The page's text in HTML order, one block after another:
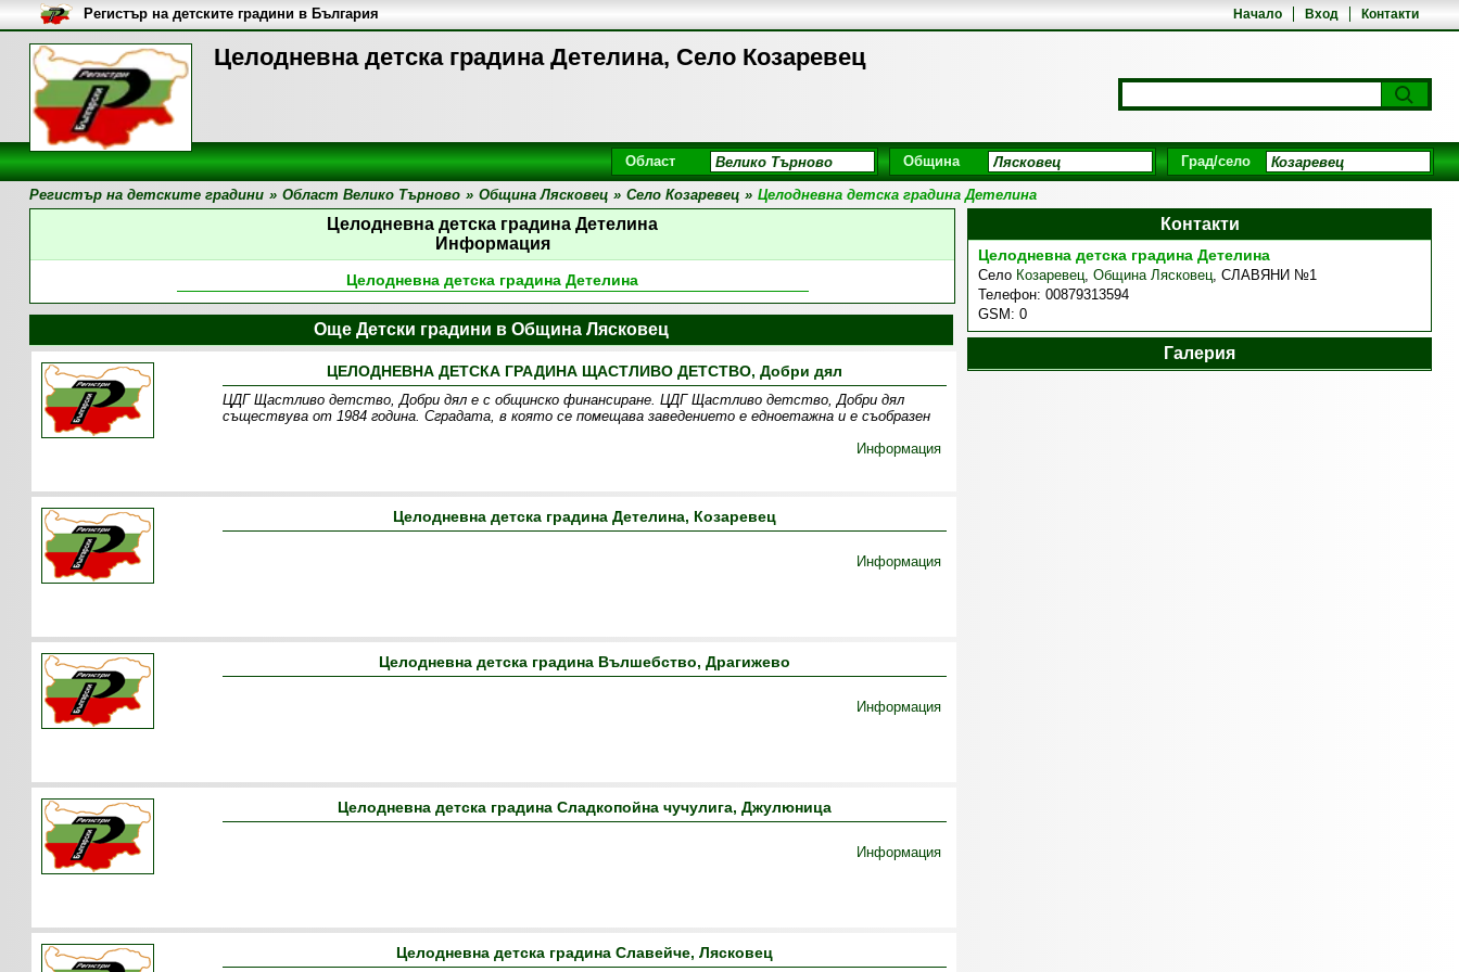
Целодневна детска градина Детелина, Село Козаревец
Начало Вход Контакти
Регистър на детските градини в България
Област Община Град/село
Регистър на детските градини » Област Велико Търново » Община Лясковец » Село Козаревец » Целодневна детска градина Детелина
Целодневна детска градина Детелина
Информация
Целодневна детска градина Детелина
Контакти
Целодневна детска градина Детелина
Село Козаревец, Община Лясковец, СЛАВЯНИ №1
Телефон: 00879313594
GSM: 0
Галерия
Още Детски градини в Община Лясковец
ЦЕЛОДНЕВНА ДЕТСКА ГРАДИНА ЩАСТЛИВО ДЕТСТВО, Добри дял
ЦДГ Щастливо детство, Добри дял е с общинско финансиране. ЦДГ Щастливо детство, Добри дял
съществува от 1984 година. Сградата, в която се помещава заведението е едноетажна и е съобразен
Информация
Целодневна детска градина Детелина, Козаревец
Информация
Целодневна детска градина Вълшебство, Драгижево
Информация
Целодневна детска градина Сладкопойна чучулига, Джулюница
Информация
Целодневна детска градина Славейче, Лясковец